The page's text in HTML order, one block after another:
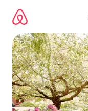
directement
contenu